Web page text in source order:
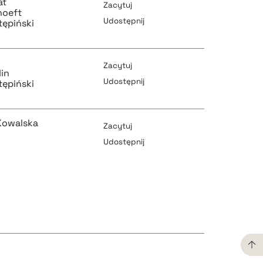
pobierz cytat
pobierz cytat
Zacytuj
Udostępnij
Zacytuj
Udostępnij
Zacytuj
Udostępnij